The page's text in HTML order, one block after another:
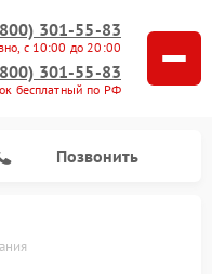
301-55-83
с 10:00 до 20:00
301-55-83
бесплатный по РФ
Позвонить